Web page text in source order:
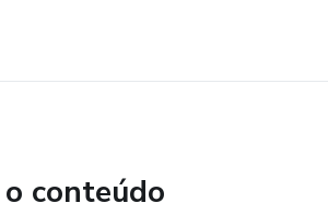
ambiente EAD intuitivo e fácil de usar,
valores realmente acessíveis.
conteúdo